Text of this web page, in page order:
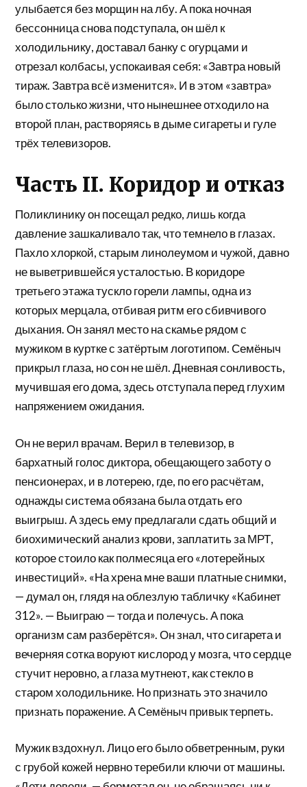
улыбается без морщин на лбу. А пока ночная
бессонница снова подступала, он шёл к
холодильнику, доставал банку с огурцами и
отрезал колбасы, успокаивая себя: «Завтра новый
тираж. Завтра всё изменится». И в этом «завтра»
было столько жизни, что нынешнее отходило на
второй план, растворяясь в дыме сигареты и гуле
трёх телевизоров.
Часть II. Коридор и отказ
Поликлинику он посещал редко, лишь когда
давление зашкаливало так, что темнело в глазах.
Пахло хлоркой, старым линолеумом и чужой, давно
не выветрившейся усталостью. В коридоре
третьего этажа тускло горели лампы, одна из
которых мерцала, отбивая ритм его сбивчивого
дыхания. Он занял место на скамье рядом с
мужиком в куртке с затёртым логотипом. Семёныч
прикрыл глаза, но сон не шёл. Дневная сонливость,
мучившая его дома, здесь отступала перед глухим
напряжением ожидания.
Он не верил врачам. Верил в телевизор, в
бархатный голос диктора, обещающего заботу о
пенсионерах, и в лотерею, где, по его расчётам,
однажды система обязана была отдать его
выигрыш. А здесь ему предлагали сдать общий и
биохимический анализ крови, заплатить за МРТ,
которое стоило как полмесяца его «лотерейных
инвестиций». «На хрена мне ваши платные снимки,
— думал он, глядя на облезлую табличку «Кабинет
312». — Выиграю — тогда и полечусь. А пока
организм сам разберётся». Он знал, что сигарета и
вечерняя сотка воруют кислород у мозга, что сердце
стучит неровно, а глаза мутнеют, как стекло в
старом холодильнике. Но признать это значило
признать поражение. А Семёныч привык терпеть.
Мужик вздохнул. Лицо его было обветренным, руки
с грубой кожей нервно теребили ключи от машины.